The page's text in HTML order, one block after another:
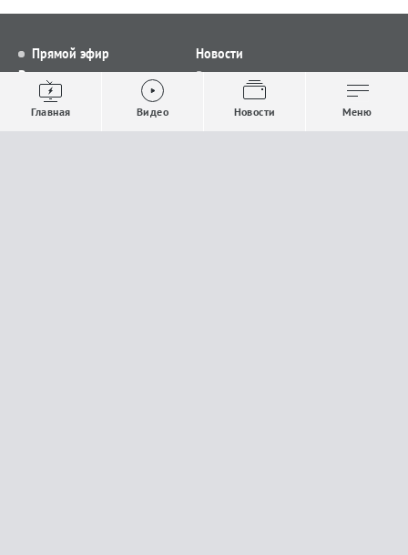
Прямой эфир
Видео
Выпуски новостей
Проекты
Новости
Все новости
Общество
Строительство и ЖКХ
Главная Видео Новости Меню